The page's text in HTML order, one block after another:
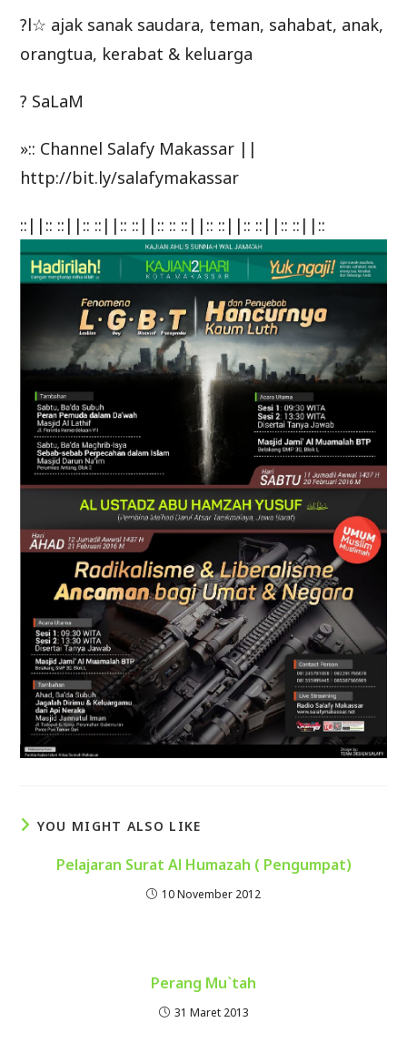
?l☆ ajak sanak saudara, teman, sahabat, anak,
orangtua, kerabat & keluarga
? SaLaM
»:: Channel Salafy Makassar ||
http://bit.ly/salafymakassar
::||:: ::||:: ::||:: ::||:: :: ::||:: ::||:: ::||:: ::||::
YOU MIGHT ALSO LIKE
Pelajaran Surat Al Humazah ( Pengumpat)
10 November 2012
Perang Mu`tah
31 Maret 2013